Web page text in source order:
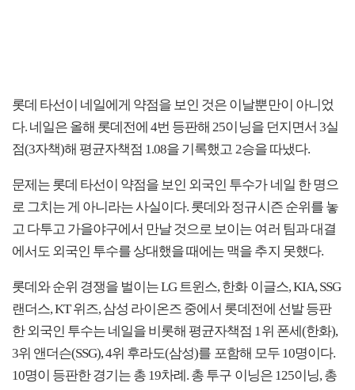
롯데 타선이 네일에게 약점을 보인 것은 이날뿐만이 아니었
다. 네일은 올해 롯데전에 4번 등판해 25이닝을 던지면서 3실
점(3자책)해 평균자책점 1.08을 기록했고 2승을 따냈다.
문제는 롯데 타선이 약점을 보인 외국인 투수가 네일 한 명으
로 그치는 게 아니라는 사실이다. 롯데와 정규시즌 순위를 놓
고 다투고 가을야구에서 만날 것으로 보이는 여러 팀과 대결
에서도 외국인 투수를 상대했을 때에는 맥을 추지 못했다.
롯데와 순위 경쟁을 벌이는 LG 트윈스, 한화 이글스, KIA, SSG
랜더스, KT 위즈, 삼성 라이온즈 중에서 롯데전에 선발 등판
한 외국인 투수는 네일을 비롯해 평균자책점 1위 폰세(한화),
3위 앤더슨(SSG), 4위 후라도(삼성)를 포함해 모두 10명이다.
10명이 등판한 경기는 총 19차례. 총 투구 이닝은 125이닝, 총